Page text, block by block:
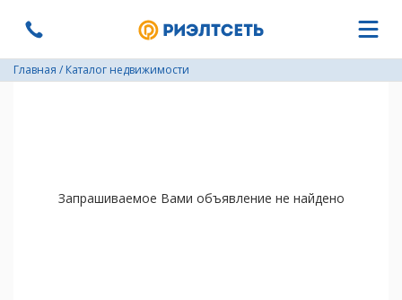
Главная / Каталог недвижимости
Запрашиваемое Вами объявление не найдено